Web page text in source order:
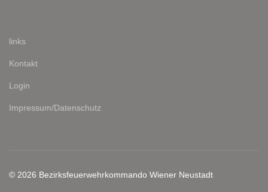
links
Kontakt
Login
Impressum/Datenschutz
© 2026 Bezirksfeuerwehrkommando Wiener Neustadt